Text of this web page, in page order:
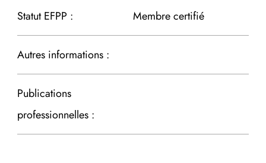
Statut EFPP : Membre certifié
Autres informations :
Publications
professionnelles :